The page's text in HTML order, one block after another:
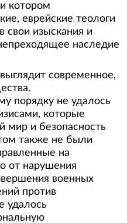
котором
еврейские теологи
свои изыскания и
наследие
современное,
порядку не удалось
которые
мир и безопасность
также не были
на
от нарушения
военных
против
удалось